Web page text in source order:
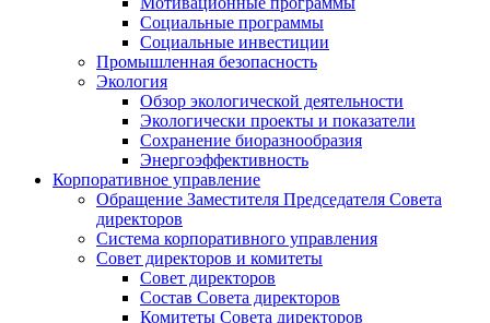
Социальные программы
Социальные инвестиции
Промышленная безопасность
Экология
Обзор экологической деятельности
Экологически проекты и показатели
Сохранение биоразнообразия
Энергоэффективность
Корпоративное управление
Обращение Заместителя Председателя Совета
директоров
Система корпоративного управления
Совет директоров и комитеты
Совет директоров
Состав Совета директоров
Комитеты Совета директоров